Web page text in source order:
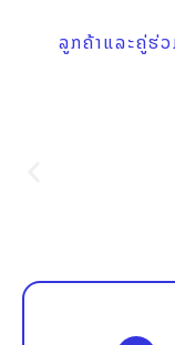
ລູກຄ້າແລະຄູ່ຮ່